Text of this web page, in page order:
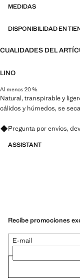
MEDIDAS
DISPONIBILIDAD EN
CUALIDADES DEL
LINO
Al menos 20 %
Natural, transpirable y
cálidos y húmedos, se
Pregunta por envíos,
ASSISTANT
Recibe promociones
E-mail